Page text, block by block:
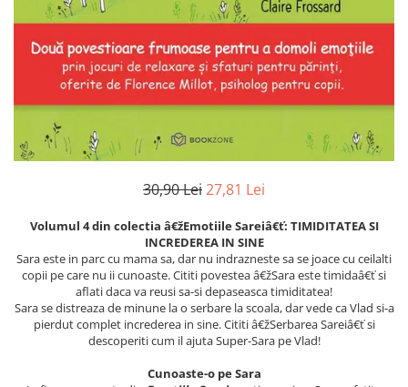
ReConnect
Religie
Crestinism
ScienceConnection
SelfConnect
SelfHealing
Diete
Gastronomik
Masaj
MedConnect
Medicina & Farmacie
30,90 Lei27,81 Lei
Volumul 4 din colectia â€žEmotiile Sareiâ€ť: TIMIDITATEA SI
INCREDEREA IN SINE
Sara este in parc cu mama sa, dar nu indrazneste sa se joace cu ceilalti
copii pe care nu ii cunoaste. Cititi povestea â€žSara este timidaâ€ť si
aflati daca va reusi sa-si depaseasca timiditatea!
Sara se distreaza de minune la o serbare la scoala, dar vede ca Vlad si-a
pierdut complet increderea in sine. Cititi â€žSerbarea Sareiâ€ť si
descoperiti cum il ajuta Super-Sara pe Vlad!
Cunoaste-o pe Sara